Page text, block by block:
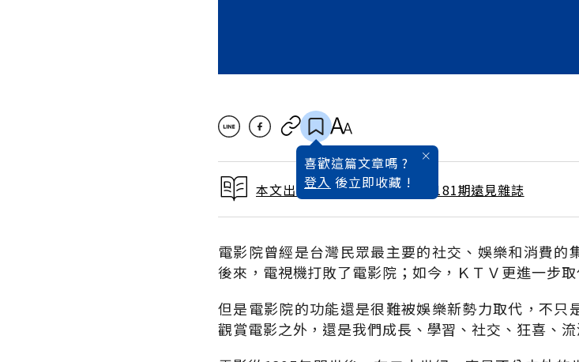
喜歡這篇文章嗎 ?
登入 後立即收藏 !
本文出自 2001 / 7月號雜誌 第181期遠見雜誌
電影院曾經是台灣民眾最主要的社交、娛樂和消費的
後來，電視機打敗了電影院；如今，ＫＴＶ更進一步取
但是電影院的功能還是很難被娛樂新勢力取代，不只
觀賞電影之外，還是我們成長、學習、社交、狂喜、流